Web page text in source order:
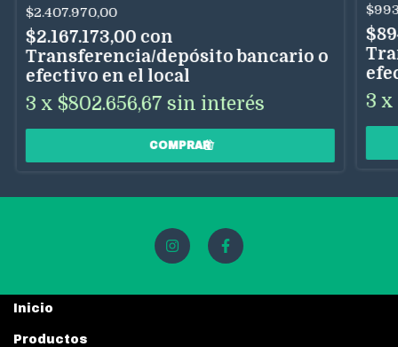
$2.407.970,00
$2.167.173,00 con
Transferencia/depósito bancario o
efectivo en el local
3 x $802.656,67 sin interés 3 x
Inicio
Productos